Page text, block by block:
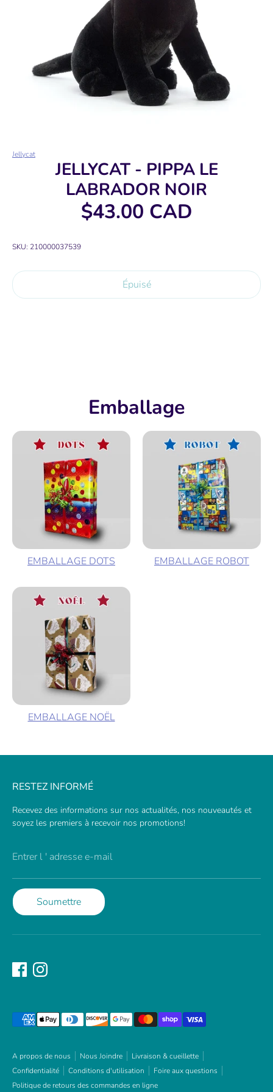
Jellycat
JELLYCAT - PIPPA LE
LABRADOR NOIR
$43.00 CAD
SKU: 210000037539
Épuisé
Emballage
EMBALLAGE DOTS EMBALLAGE ROBOT
EMBALLAGE NOËL
RESTEZ INFORMÉ
Recevez des informations sur nos actualités, nos nouveautés et
soyez les premiers à recevoir nos promotions!
Entrer l ' adresse e-mail
Soumettre
A propos de nous Nous Joindre
Livraison & cueillette
Confidentialité
Conditions d'utilisation
Foire aux questions
Politique de retours des commandes en ligne
Méthodes
de
acceptées